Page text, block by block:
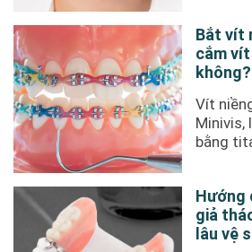
Bắt vít
cắm
không?
Vít
Minivis,
bằng
Hướng
giả
lâu vệ